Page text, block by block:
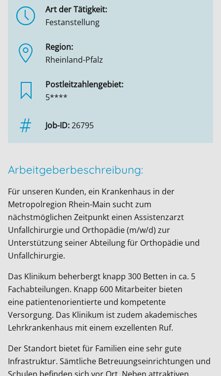
Art der Tätigkeit:
Festanstellung
Region:
Rheinland-Pfalz
Postleitzahlengebiet:
5****
Job-ID:26795
Arbeitgeberbeschreibung:
Für unseren Kunden, ein Krankenhaus in der
Metropolregion Rhein-Main sucht zum
nächstmöglichen Zeitpunkt einen Assistenzarzt
Unfallchirurgie und Orthopädie (m/w/d) zur
Unterstützung seiner Abteilung für Orthopädie und
Unfallchirurgie.
Das Klinikum beherbergt knapp 300 Betten in ca. 5
Fachabteilungen. Knapp 600 Mitarbeiter bieten
eine patientenorientierte und kompetente
Versorgung. Das Klinikum ist zudem akademisches
Lehrkrankenhaus mit einem exzellenten Ruf.
Der Standort bietet für Familien eine sehr gute
Infrastruktur. Sämtliche Betreuungseinrichtungen und